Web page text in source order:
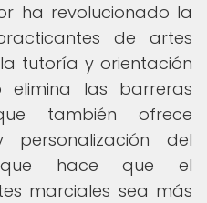
ha revolucionado la
de artes
tutoría y orientación
elimina las barreras
también ofrece
personalización del
que hace que el
marciales sea más